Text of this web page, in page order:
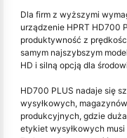
Dla firm z wyższymi
urządzenie HPRT HD700
produktywność z
samym najszybszym
HD i silną opcją dla
HD700 PLUS nadaje się
wysyłkowych,
produkcyjnych, gdzie
etykiet wysyłkowych